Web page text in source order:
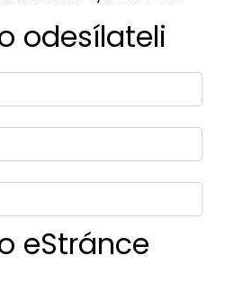
odesílateli
eStránce